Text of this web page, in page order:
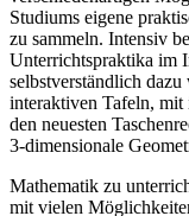
Studiums eigene
zu sammeln. Intensiv
Unterrichtspraktika im
selbstverständlich
interaktiven Tafeln, mit
den neuesten
3-dimensionale
Mathematik zu
mit vielen